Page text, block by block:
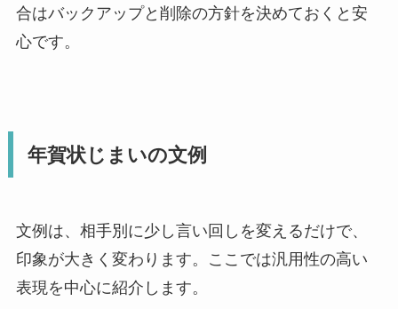
合はバックアップと削除の方針を決めておくと安
心です。
年賀状じまいの文例
文例は、相手別に少し言い回しを変えるだけで、
印象が大きく変わります。ここでは汎用性の高い
表現を中心に紹介します。